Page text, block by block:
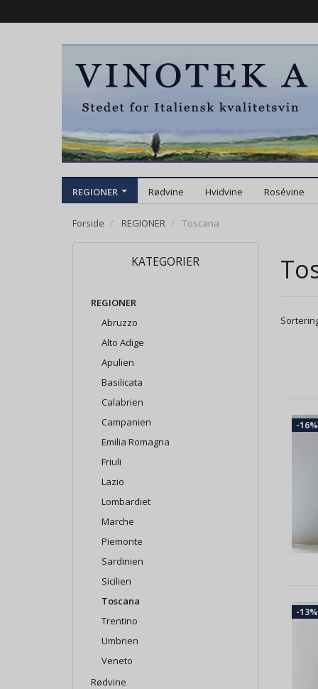
REGIONER Rødvine Hvidvine Rosévine
Forside REGIONER Toscana
KATEGORIER
REGIONER
Abruzzo
Alto Adige
Apulien
Basilicata
Calabrien
Campanien
Emilia Romagna
Friuli
Lazio
Lombardiet
Marche
Piemonte
Sardinien
Sicilien
Toscana
Trentino
Umbrien
Veneto
Rødvine
-16%
-13%